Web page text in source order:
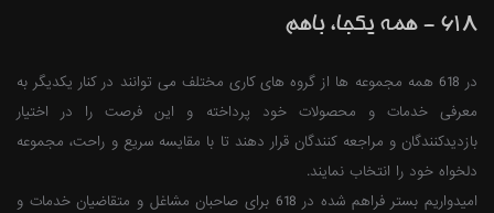
618 - همه یکجا، باهم
در 618 همه مجموعه ها از گروه های کاری مختلف می توانند در کنار یکدیگر به
معرفی خدمات و محصولات خود پرداخته و این فرصت را در اختیار
بازدیدکنندگان و مراجعه کنندگان قرار دهند تا با مقایسه سریع و راحت، مجموعه
دلخواه خود را انتخاب نمایند.
امیدواریم بستر فراهم شده در 618 برای صاحبان مشاغل و متقاضیان خدمات و